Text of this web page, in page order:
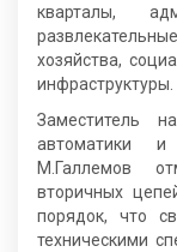
кварталы,
хозяйства,
инфраструктуры.
Заместитель
автоматики и
М.Галлемов
вторичных
порядок, что
техническими